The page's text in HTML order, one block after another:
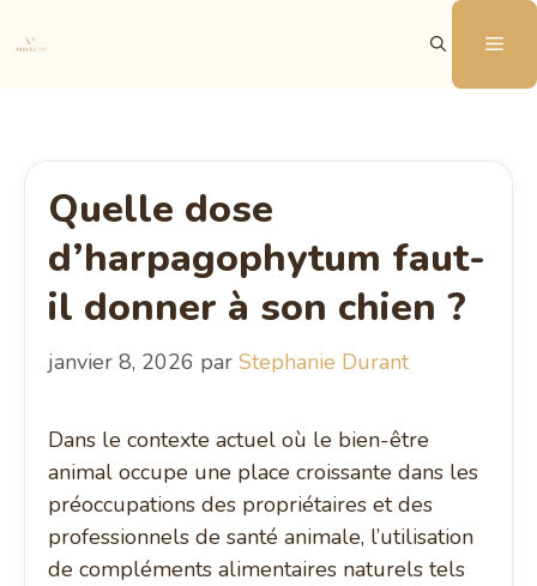
au
Quelle dose
d’harpagophytum faut-
il donner à son chien ?
janvier 8, 2026 parStephanie Durant
Dans le contexte actuel où le bien-être
animal occupe une place croissante dans les
préoccupations des propriétaires et des
professionnels de santé animale, l’utilisation
de compléments alimentaires naturels tels